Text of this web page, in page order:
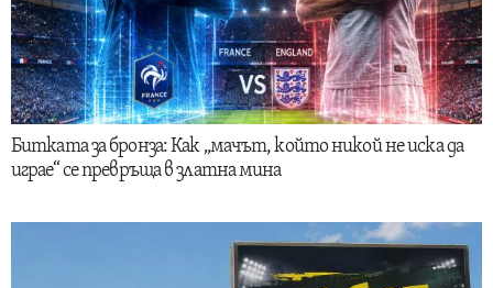
Битката за бронза: Как „мачът, който никой не иска да
играе“ се превръща в златна мина